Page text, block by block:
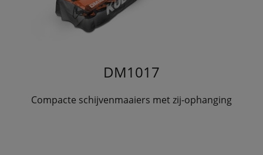
DM1017
Compacte schijvenmaaiers met zij-ophanging